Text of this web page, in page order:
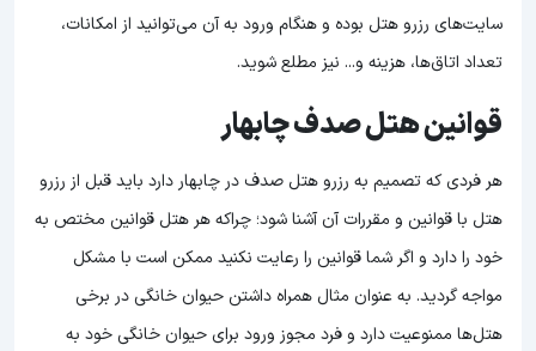
سایت‌های رزرو هتل بوده و هنگام ورود به آن می‌توانید از امکانات،
تعداد اتاق‌ها، هزینه و... نیز مطلع ‌شوید.
قوانین هتل صدف چابهار
هر فردی که تصمیم به رزرو هتل صدف در چابهار دارد باید قبل از رزرو
هتل با قوانین و مقررات آن آشنا شود؛ چراکه هر هتل قوانین مختص به
خود را دارد و اگر شما قوانین را رعایت نکنید ممکن است با مشکل
مواجه گردید. به عنوان مثال همراه داشتن حیوان خانگی در برخی
هتل‌ها ممنوعیت دارد و فرد مجوز ورود برای حیوان خانگی خود به